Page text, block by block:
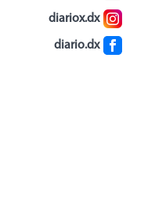
diariox.dx
diario.dx